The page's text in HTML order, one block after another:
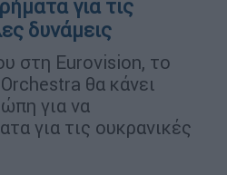
για τις
δυνάμεις
στη Eurovision, το
θα κάνει
για να
για τις ουκρανικές